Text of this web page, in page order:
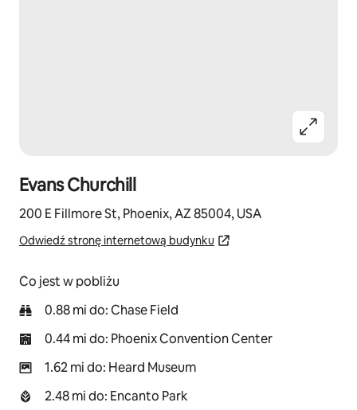
Evans Churchill
200 E Fillmore St, Phoenix, AZ 85004, USA
Odwiedź stronę internetową budynku
Co jest w pobliżu
0.88 mi do: Chase Field
0.44 mi do: Phoenix Convention Center
1.62 mi do: Heard Museum
2.48 mi do: Encanto Park